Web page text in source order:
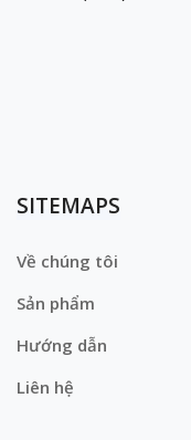
SITEMAPS
Về chúng tôi
Sản phẩm
Hướng dẫn
Liên hệ